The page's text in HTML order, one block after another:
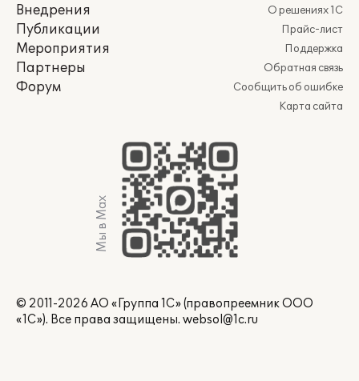
Внедрения
Публикации
Мероприятия
Партнеры
Форум
О решениях 1С
Прайс-лист
Поддержка
Обратная связь
Сообщить об ошибке
Карта сайта
Мы в Max
© 2011-2026 АО «Группа 1С» (правопреемник ООО
«1С»). Все права защищены. websol@1c.ru